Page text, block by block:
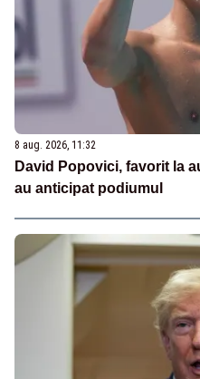
8 aug. 2026, 11:32
David Popovici, favorit la
au anticipat podiumul